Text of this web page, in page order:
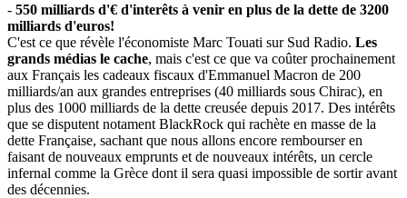
- 550 milliards d'€ d'interêts à venir en plus de la dette de 3200
milliards d'euros!
C'est ce que révèle l'économiste Marc Touati sur Sud Radio. Les
grands médias le cache, mais c'est ce que va coûter prochainement
aux Français les cadeaux fiscaux d'Emmanuel Macron de 200
milliards/an aux grandes entreprises (40 milliards sous Chirac), en
plus des 1000 milliards de la dette creusée depuis 2017. Des intérêts
que se disputent notament BlackRock qui rachète en masse de la
dette Française, sachant que nous allons encore rembourser en
faisant de nouveaux emprunts et de nouveaux intérêts, un cercle
infernal comme la Grèce dont il sera quasi impossible de sortir avant
des décennies.